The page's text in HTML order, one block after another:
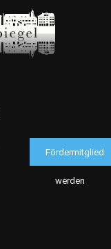
Fördermitglied
werden